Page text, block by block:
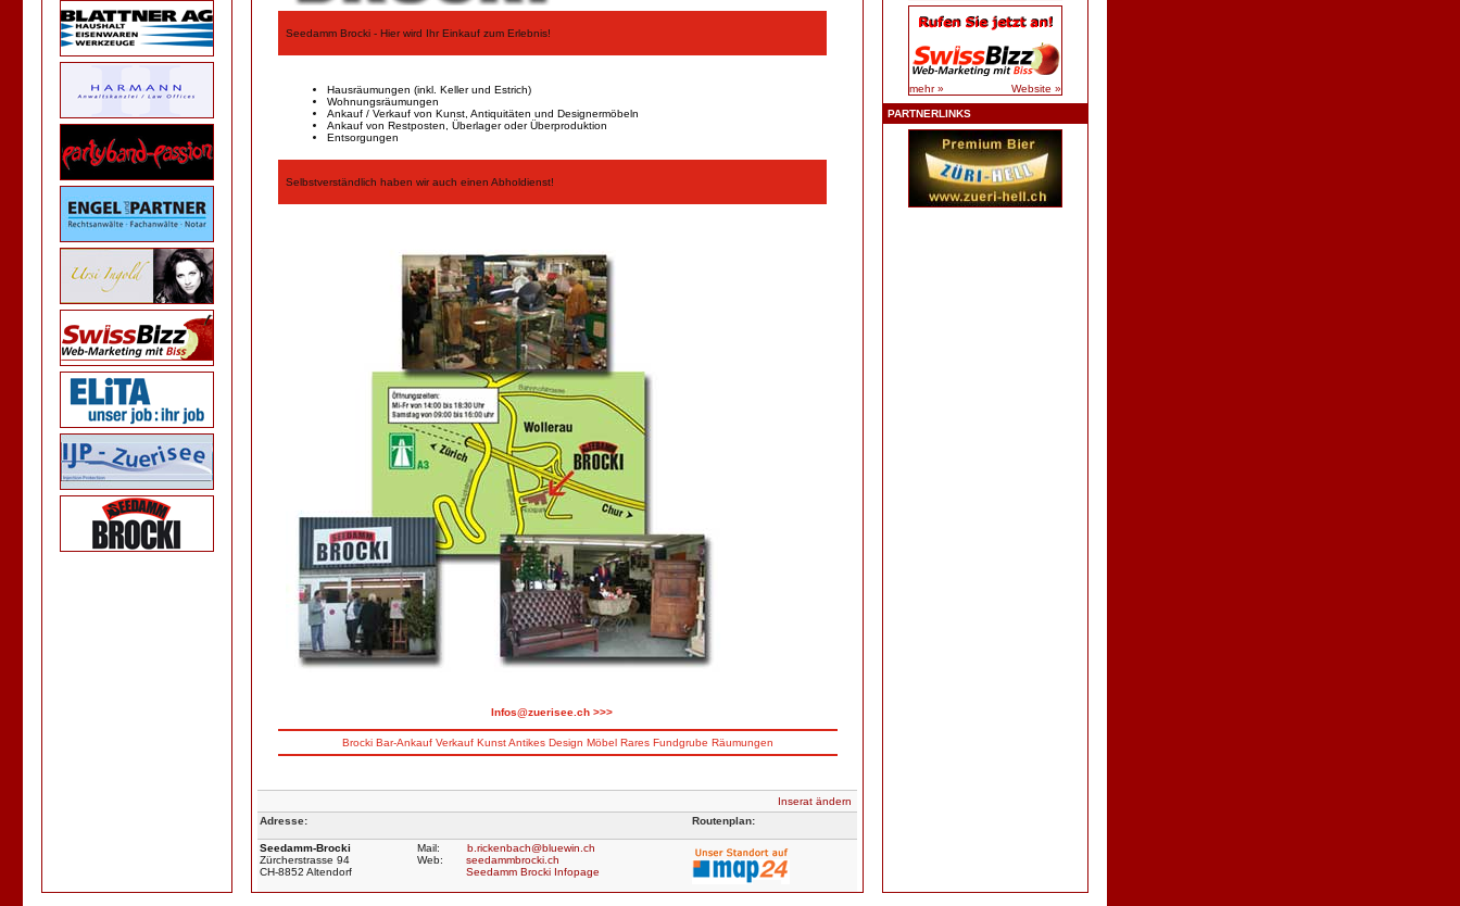
Seedamm Brocki - Hier wird Ihr Einkauf zum Erlebnis!
Hausräumungen (inkl. Keller und Estrich)
Wohnungsräumungen
Ankauf / Verkauf von Kunst, Antiquitäten und Designermöbeln
Ankauf von Restposten, Überlager oder Überproduktion
Entsorgungen
Selbstverständlich haben wir auch einen Abholdienst!
Infos@zuerisee.ch >>>
Brocki Bar-Ankauf Verkauf Kunst Antikes Design Möbel Rares Fundgrube Räumungen
Inserat ändern
Adresse:
Routenplan:
Seedamm-Brocki
Zürcherstrasse 94
CH-8852 Altendorf
Mail:
Web:
b.rickenbach@bluewin.ch
seedammbrocki.ch
Seedamm Brocki Infopage
mehr » Website »
PARTNERLINKS